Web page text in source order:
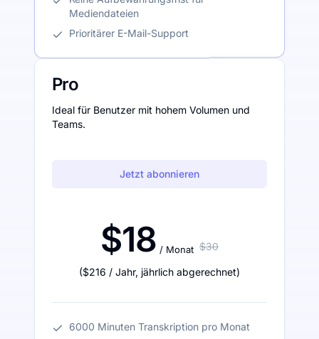
Mediendateien
Prioritärer E-Mail-Support
Pro
Ideal für Benutzer mit hohem Volumen und
Teams.
Jetzt abonnieren
$18 / Monat $30
($216 / Jahr, jährlich abgerechnet)
6000 Minuten Transkription pro Monat